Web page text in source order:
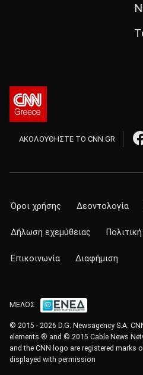
ΑΚΟΛΟΥΘΗΣΤΕ ΤΟ CNN.GR
Όροι χρήσης Δεοντολογία
Δήλωση εχεμύθειας
Επικοινωνία Διαφήμιση
ΜΕΛΟΣ
© 2015 - 2026 D.G. Newsagency S.A.
elements ® and © 2015 Cable News
and the CNN logo are registered marks
displayed with permission